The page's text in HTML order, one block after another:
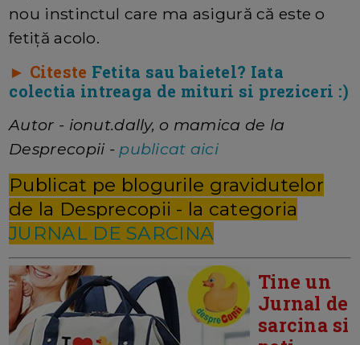
nou instinctul care ma asigură că este o
fetiță acolo.
► Citeste Fetita sau baietel? Iata
colectia intreaga de mituri si preziceri :)
Autor - ionut.dally, o mamica de la
Desprecopii - publicat aici
Publicat pe blogurile gravidutelor
de la Desprecopii - la categoria
JURNAL DE SARCINA
Tine un
Jurnal de
sarcina si